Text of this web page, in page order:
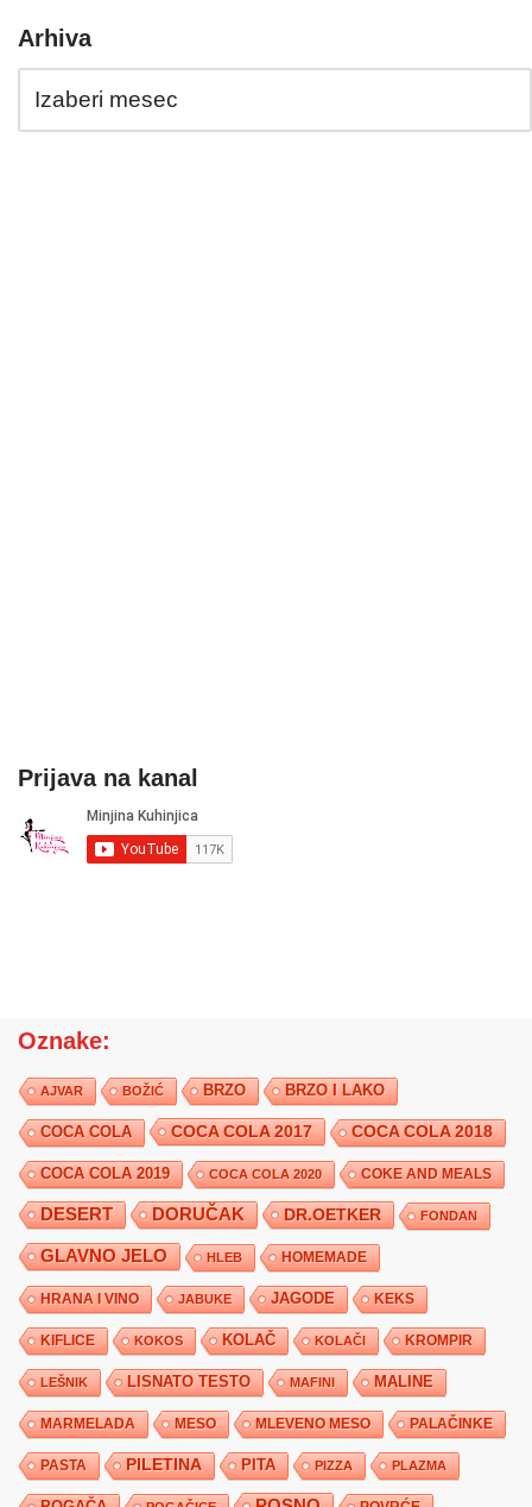
Arhiva
Prijava na kanal
Oznake:
AJVAR BOŽIĆ BRZO BRZO I LAKO
COCA COLA COCA COLA 2017 COCA COLA 2018
COCA COLA 2019 COCA COLA 2020 COKE AND MEALS
DESERT DORUČAK DR.OETKER FONDAN
GLAVNO JELO HLEB HOMEMADE
HRANA I VINO JABUKE JAGODE KEKS
KIFLICE KOKOS KOLAČ KOLAČI KROMPIR
LEŠNIK LISNATO TESTO MAFINI MALINE
MARMELADA MESO MLEVENO MESO PALAČINKE
PASTA PILETINA PITA PIZZA PLAZMA